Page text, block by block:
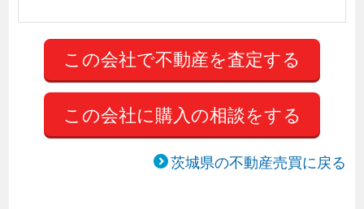
この会社に購入の相談をする
茨城県の不動産売買に戻る